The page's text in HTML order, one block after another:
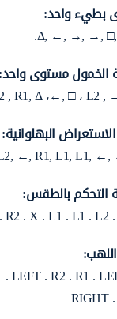
بطيء واحد:
Δ, ←, →, →, □,
الخمول مستوى واحد:
البهلوانية:
←, R1, L1, L1, ←,
التحكم بالطقس:
R2 . X . L1 . L1 . L2 .
LEFT . R2 . R1 .
RIGHT